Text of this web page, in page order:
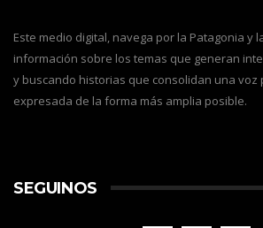
Este medio digital, navega por la Patagonia y
información sobre los temas que generan
y buscando historias que consolidan una voz
expresada de la forma más amplia posible.
SEGUINOS